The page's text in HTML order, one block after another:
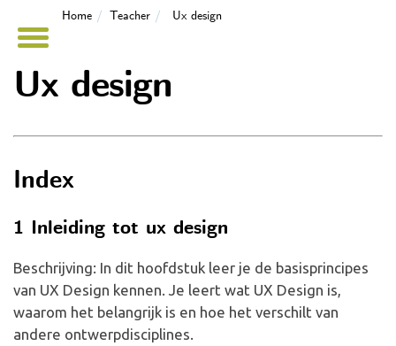
Home Teacher Ux design
Ux design
Index
1 Inleiding tot ux design
Beschrijving: In dit hoofdstuk leer je de basisprincipes
van UX Design kennen. Je leert wat UX Design is,
waarom het belangrijk is en hoe het verschilt van
andere ontwerpdisciplines.